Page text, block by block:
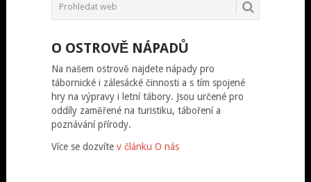
O OSTROVĚ NÁPADŮ
Na našem ostrově najdete nápady pro
tábornické i zálesácké činnosti a s tím spojené
hry na výpravy i letní tábory. Jsou určené pro
oddíly zaměřené na turistiku, táboření a
poznávání přírody.
Více se dozvíte v článku O nás